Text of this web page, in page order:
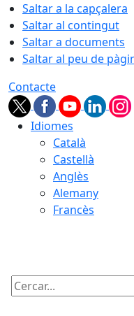
Saltar a la capçalera
Saltar al contingut
Saltar a documents
Saltar al peu de
Contacte
Idiomes
Català
Castellà
Anglès
Alemany
Francès
Cercar: